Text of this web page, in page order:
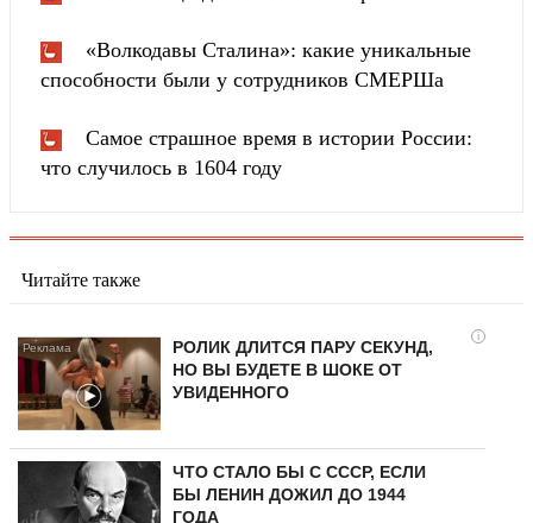
«Волкодавы Сталина»: какие уникальные
способности были у сотрудников СМЕРШа
Самое страшное время в истории России:
что случилось в 1604 году
Читайте также
i
РОЛИК ДЛИТСЯ ПАРУ СЕКУНД,
НО ВЫ БУДЕТЕ В ШОКЕ ОТ
УВИДЕННОГО
ЧТО СТАЛО БЫ С СССР, ЕСЛИ
БЫ ЛЕНИН ДОЖИЛ ДО 1944
ГОДА